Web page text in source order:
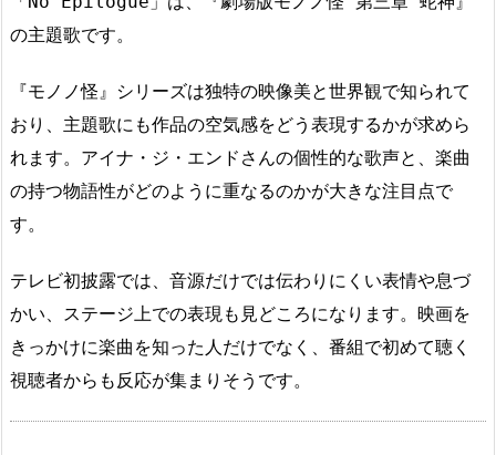
の主題歌です。
『モノノ怪』シリーズは独特の映像美と世界観で知られて
おり、主題歌にも作品の空気感をどう表現するかが求めら
れます。アイナ・ジ・エンドさんの個性的な歌声と、楽曲
の持つ物語性がどのように重なるのかが大きな注目点で
す。
テレビ初披露では、音源だけでは伝わりにくい表情や息づ
かい、ステージ上での表現も見どころになります。映画を
きっかけに楽曲を知った人だけでなく、番組で初めて聴く
視聴者からも反応が集まりそうです。